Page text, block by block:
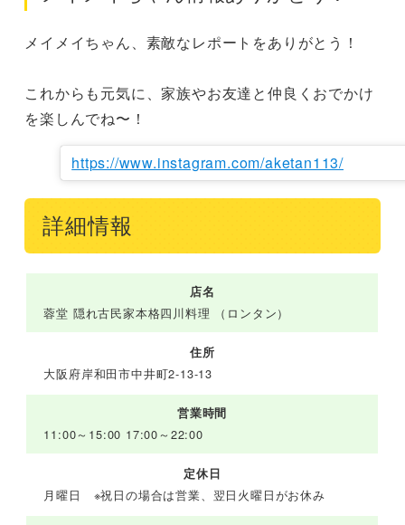
メイメイちゃん、素敵なレポートをありがとう！
これからも元気に、家族やお友達と仲良くおでかけ
を楽しんでね〜！
https://www.instagram.com/aketan113/
詳細情報
店名
蓉堂 隠れ古民家本格四川料理 （ロンタン）
住所
大阪府岸和田市中井町2-13-13
営業時間
11:00～15:00 17:00～22:00
定休日
月曜日 ※祝日の場合は営業、翌日火曜日がお休み